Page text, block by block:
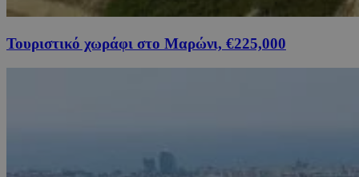
Τουριστικό χωράφι στο Μαρώνι, €225,000